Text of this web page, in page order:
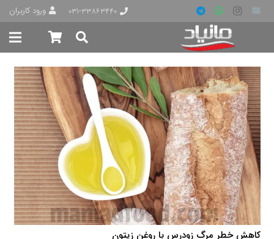
۰۳۱-۳۳۸۶۳۴۴۰ ورود کاربران
کاهش خطر مرگ زودرس با روغن زیتون